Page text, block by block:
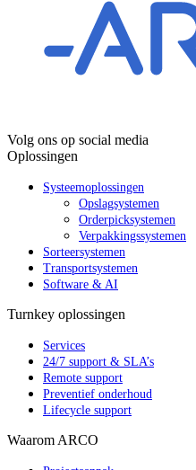
Volg ons op social media
Oplossingen
Systeemoplossingen
Opslagsystemen
Orderpicksystemen
Verpakkingssystemen
Sorteersystemen
Transportsystemen
Software & AI
Turnkey oplossingen
Services
24/7 support & SLA’s
Remote support
Preventief onderhoud
Lifecycle support
Waarom ARCO